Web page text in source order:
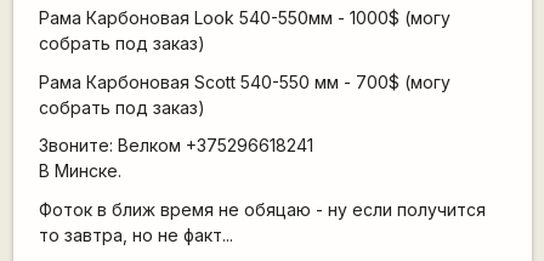
Рама Карбоновая Look 540-550мм - 1000$ (могу
собрать под заказ)
Рама Карбоновая Scott 540-550 мм - 700$ (могу
собрать под заказ)
Звоните: Велком +375296618241
В Минске.
Фоток в ближ время не обяцаю - ну если получится
то завтра, но не факт...